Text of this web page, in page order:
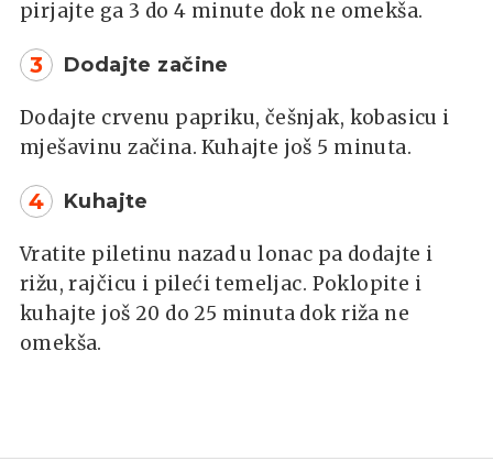
pirjajte ga 3 do 4 minute dok ne omekša.
3 Dodajte začine
Dodajte crvenu papriku, češnjak, kobasicu i
mješavinu začina. Kuhajte još 5 minuta.
4 Kuhajte
Vratite piletinu nazad u lonac pa dodajte i
rižu, rajčicu i pileći temeljac. Poklopite i
kuhajte još 20 do 25 minuta dok riža ne
omekša.